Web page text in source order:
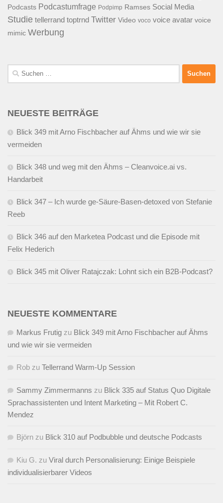
Podcasts Podcastumfrage Podpimp Ramses Social Media
Studie tellerrand toptrnd Twitter Video voco voice avatar voice
mimic Werbung
Suchen
nach:
NEUESTE BEITRÄGE
Blick 349 mit Arno Fischbacher auf Ähms und wie wir sie
vermeiden
Blick 348 und weg mit den Ähms – Cleanvoice.ai vs.
Handarbeit
Blick 347 – Ich wurde ge-Säure-Basen-detoxed von Stefanie
Reeb
Blick 346 auf den Marketea Podcast und die Episode mit
Felix Hederich
Blick 345 mit Oliver Ratajczak: Lohnt sich ein B2B-Podcast?
NEUESTE KOMMENTARE
Markus Frutig zu Blick 349 mit Arno Fischbacher auf Ähms
und wie wir sie vermeiden
Rob zu Tellerrand Warm-Up Session
Sammy Zimmermanns zu Blick 335 auf Status Quo Digitale
Sprachassistenten und Intent Marketing – Mit Robert C.
Mendez
Björn zu Blick 310 auf Podbubble und deutsche Podcasts
Kiu G. zu Viral durch Personalisierung: Einige Beispiele
individualisierbarer Videos